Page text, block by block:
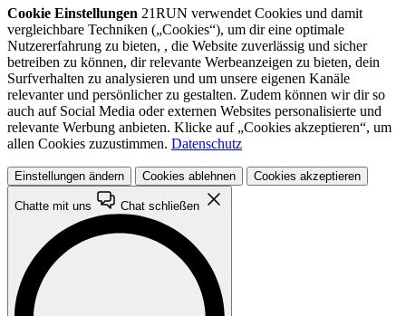
Cookie Einstellungen 21RUN verwendet Cookies und damit
vergleichbare Techniken („Cookies“), um dir eine optimale
Nutzererfahrung zu bieten, , die Website zuverlässig und sicher
betreiben zu können, dir relevante Werbeanzeigen zu bieten, dein
Surfverhalten zu analysieren und um unsere eigenen Kanäle
relevanter und persönlicher zu gestalten. Zudem können wir dir so
auch auf Social Media oder externen Websites personalisierte und
relevante Werbung anbieten. Klicke auf „Cookies akzeptieren“, um
allen Cookies zuzustimmen. Datenschutz
Einstellungen ändern Cookies ablehnen Cookies akzeptieren
Chatte mit uns Chat schließen